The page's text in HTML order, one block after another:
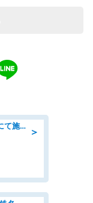
＞
工事・土木施工管理/総合技術商社にて施工管理のお仕事/即日勤務可/車通勤可/工事・土木施工管理/生産・品質管理